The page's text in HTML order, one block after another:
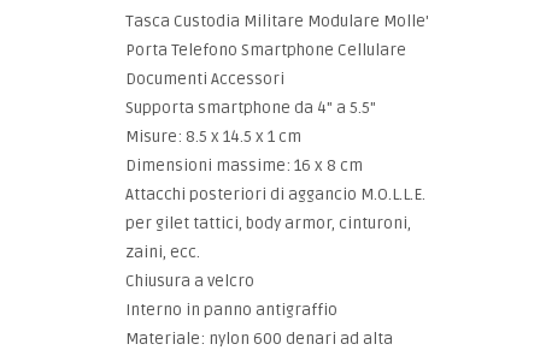
Tasca Custodia Militare Modulare Molle'
Porta Telefono Smartphone Cellulare
Documenti Accessori
Supporta smartphone da 4" a 5.5"
Misure: 8.5 x 14.5 x 1 cm
Dimensioni massime: 16 x 8 cm
Attacchi posteriori di aggancio M.O.L.L.E.
per gilet tattici, body armor, cinturoni,
zaini, ecc.
Chiusura a velcro
Interno in panno antigraffio
Materiale: nylon 600 denari ad alta